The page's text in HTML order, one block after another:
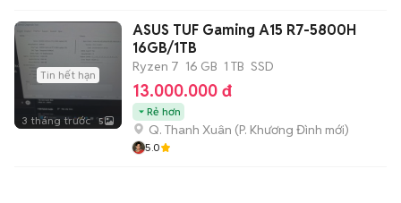
Tin hết hạn
3 tháng trước 5
ASUS TUF Gaming A15 R7-5800H
16GB/1TB
Ryzen 7 16 GB 1 TB SSD
13.000.000 đ
Rẻ hơn
Q. Thanh Xuân (P. Khương Đình mới)
5.0